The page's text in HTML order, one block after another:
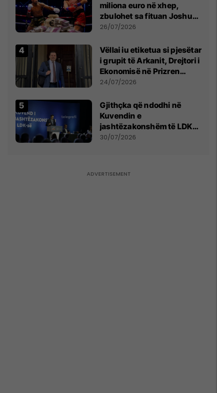
miliona euro në xhep,
zbulohet sa fituan Joshua
e Prenga
26/07/2026
Vëllai iu etiketua si pjesëtar
i grupit të Arkanit, Drejtori i
Ekonomisë në Prizren
mohon pretendimet
24/07/2026
Gjithçka që ndodhi në
Kuvendin e
jashtëzakonshëm të LDK-
së
30/07/2026